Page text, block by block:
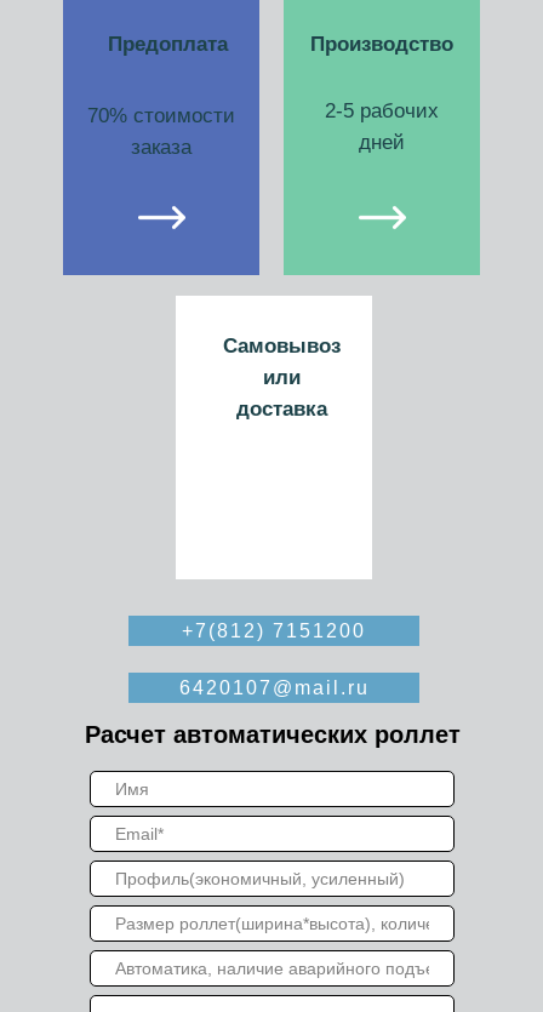
Предоплата
70% стоимости
заказа
Производство
2-5 рабочих
дней
Самовывоз
или
доставка
+7(812) 7151200
6420107@mail.ru
Расчет автоматических роллет